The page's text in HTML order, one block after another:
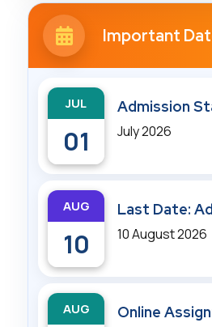
Important
JUL
01
Admission
July 2026
AUG
10
Last Date:
10 August 2026
AUG Online